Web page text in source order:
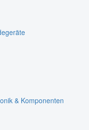
& Komponenten